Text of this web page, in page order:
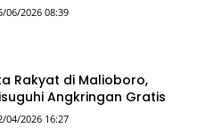
06/2026 08:39
Rakyat di Malioboro,
Angkringan Gratis
04/2026 16:27